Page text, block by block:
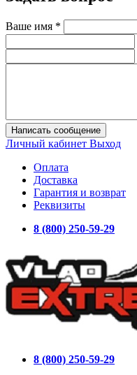
Ваше имя *
Написать сообщение
Личный кабинет Выход
Оплата
Доставка
Гарантия и возврат
Реквизиты
8 (800) 250-59-29
8 (800) 250-59-29